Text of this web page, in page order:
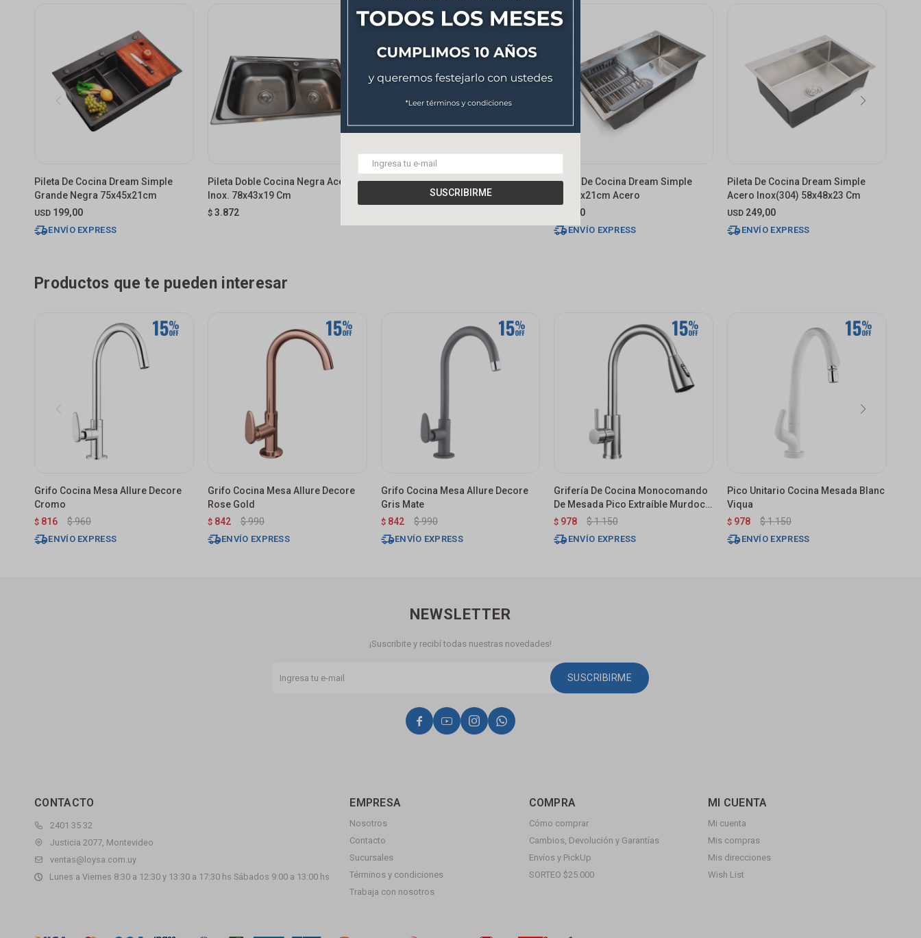
SUSCRIBIRME
Pileta De Cocina Dream Simple
Grande Negra 75x45x21cm
USD 199,00
ENVÍO EXPRESS
Pileta Doble Cocina Negra Acero
Inox. 78x43x19 Cm
$ 3.872
Pileta De Cocina Dream Doble
Negra 78x43 Cm
Pileta De Cocina Dream Simple
68x45x21cm Acero
6.250
ENVÍO EXPRESS
Pileta De Cocina Dream Simple
Acero Inox(304) 58x48x23 Cm
USD 249,00
ENVÍO EXPRESS
Productos que te pueden interesar
Grifo Cocina Mesa Allure Decore
Cromo
$ 816 $960
ENVÍO EXPRESS
Grifo Cocina Mesa Allure Decore
Rose Gold
$ 842 $990
ENVÍO EXPRESS
Grifo Cocina Mesa Allure Decore
Gris Mate
$ 842 $990
ENVÍO EXPRESS
Grifería De Cocina Monocomando
De Mesada Pico Extraíble Murdock
Satinado
$ 978 $1.150
ENVÍO EXPRESS
Pico Unitario Cocina Mesada Blanc
Viqua
$ 978 $1.150
ENVÍO EXPRESS
CONTACTO
2401 35 32
Justicia 2077, Montevideo
ventas@loysa.com.uy
Lunes a Viernes 8:30 a 12:30 y 13:30 a 17:30 hs Sábados 9:00 a 13:00 hs
EMPRESA
Nosotros
Contacto
Sucursales
Términos y condiciones
Trabaja con nosotros
COMPRA
Cómo comprar
Cambios, Devolución y Garantías
Envíos y PickUp
SORTEO $25.000
MI CUENTA
Mi cuenta
Mis compras
Mis direcciones
Wish List
NEWSLETTER
¡Suscribite y recibí todas nuestras novedades!
SUSCRIBIRME
   